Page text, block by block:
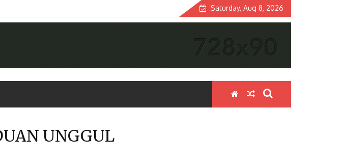
Saturday, Aug 8, 2026
UNGGUL